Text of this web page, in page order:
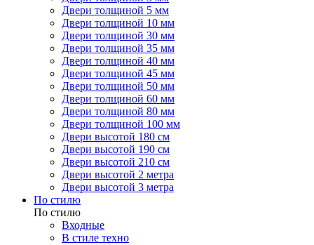
Двери толщиной 5 мм
Двери толщиной 10 мм
Двери толщиной 30 мм
Двери толщиной 35 мм
Двери толщиной 40 мм
Двери толщиной 45 мм
Двери толщиной 50 мм
Двери толщиной 60 мм
Двери толщиной 80 мм
Двери толщиной 100 мм
Двери высотой 180 см
Двери высотой 190 см
Двери высотой 210 см
Двери высотой 2 метра
Двери высотой 3 метра
По стилю
По стилю
Входные
В стиле техно